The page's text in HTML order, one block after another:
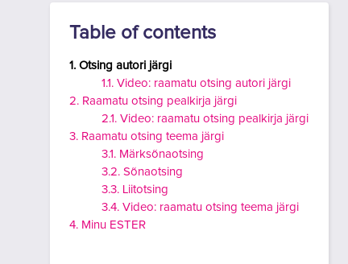
Table of contents
1. Otsing autori järgi
1.1. Video: raamatu otsing autori järgi
2. Raamatu otsing pealkirja järgi
2.1. Video: raamatu otsing pealkirja järgi
3. Raamatu otsing teema järgi
3.1. Märksõnaotsing
3.2. Sõnaotsing
3.3. Liitotsing
3.4. Video: raamatu otsing teema järgi
4. Minu ESTER